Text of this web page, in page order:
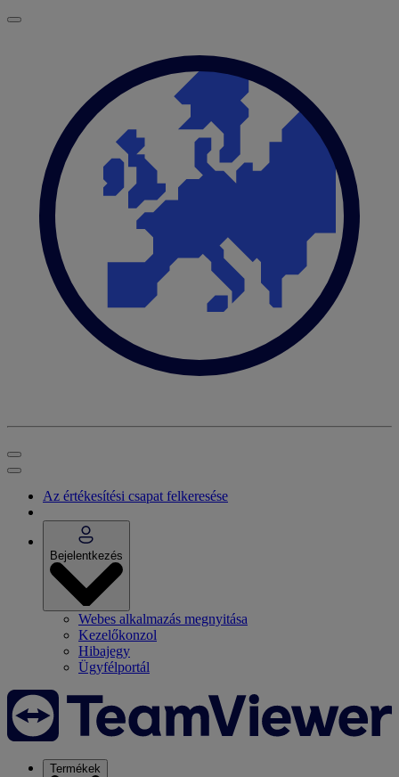
Az értékesítési csapat felkeresése
Bejelentkezés
Webes alkalmazás megnyitása
Kezelőkonzol
Hibajegy
Ügyfélportál
Termékek